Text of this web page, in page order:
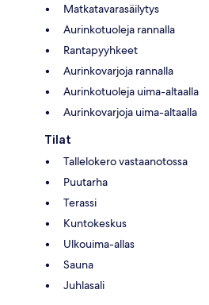
Matkatavarasäilytys
Aurinkotuoleja rannalla
Rantapyyhkeet
Aurinkovarjoja rannalla
Aurinkotuoleja uima-altaalla
Aurinkovarjoja uima-altaalla
Tilat
Tallelokero vastaanotossa
Puutarha
Terassi
Kuntokeskus
Ulkouima-allas
Sauna
Juhlasali